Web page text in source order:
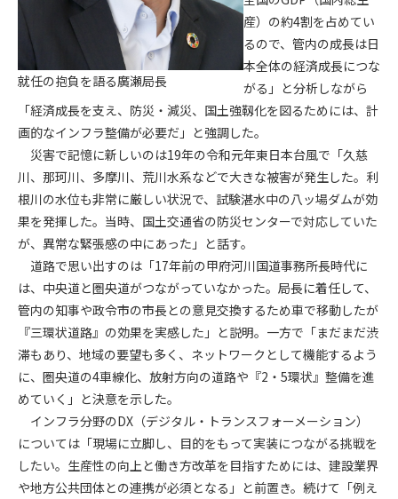
就任の抱負を語る廣瀬局長
産）の約4割を占めてい
るので、管内の成長は日
本全体の経済成長につな
がる」と分析しながら
「経済成長を支え、防災・減災、国土強靱化を図るためには、計
画的なインフラ整備が必要だ」と強調した。
災害で記憶に新しいのは19年の令和元年東日本台風で「久慈
川、那珂川、多摩川、荒川水系などで大きな被害が発生した。利
根川の水位も非常に厳しい状況で、試験湛水中の八ッ場ダムが効
果を発揮した。当時、国土交通省の防災センターで対応していた
が、異常な緊張感の中にあった」と話す。
道路で思い出すのは「17年前の甲府河川国道事務所長時代に
は、中央道と圏央道がつながっていなかった。局長に着任して、
管内の知事や政令市の市長との意見交換するため車で移動したが
『三環状道路』の効果を実感した」と説明。一方で「まだまだ渋
滞もあり、地域の要望も多く、ネットワークとして機能するよう
に、圏央道の4車線化、放射方向の道路や『2・5環状』整備を進
めていく」と決意を示した。
インフラ分野のDX（デジタル・トランスフォーメーション）
については「現場に立脚し、目的をもって実装につながる挑戦を
したい。生産性の向上と働き方改革を目指すためには、建設業界
や地方公共団体との連携が必須となる」と前置き。続けて「例え
後、管理者がこれを承認した者をいいます。
第4条（会員の定義と登録）
1. 管理者は前条により審査の結果、会員申込みをした者が以下
の何れかの項目に該当することがわかった場合、その者の会
員としての権限を承認しないことがあります。
(1) 会員申し込みをした者が実在しなかった場合
(2) 本規約に違反した場合/li>
(3) 会員申し込みの際、申告事項に虚偽があった場合
(4) 会員申込者が管理者所定の手続き通りに会員申込手続き処
理を行わなかった場合
(5) その他管理者が会員とすることを不適当と判断した場合
2. 管理者は承認後であっても承認した会員が前項の何れかに該
当することが判明した場合、会員資格を取り消すことがあり
ます。
第5条（IDおよびパスワードの管理）
1. 会員は申込の際に管理者が発行したIDおよびパスワードの使
用および管理について責任を負うものとします。
2. 会員は、自己のIDおよびパスワードを、貸与、譲渡、売買、
その他形態を問わず、第三者に利用させることはできませ
ん。
3. 会員は、IDおよびパスワードの管理不十分、使用上の過誤、
第三者（他の会員を含む）の使用等による損害について責任
を負うものとし、管理者は一切責任を負いません。